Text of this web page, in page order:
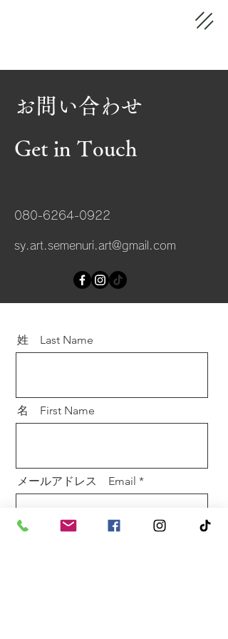
お問い合わせ
Get in Touch
080-6264-0922
sy.art.semenuri.art@gmail.com
姓 Last Name
名 First Name
メールアドレス Email
メッセージ Message